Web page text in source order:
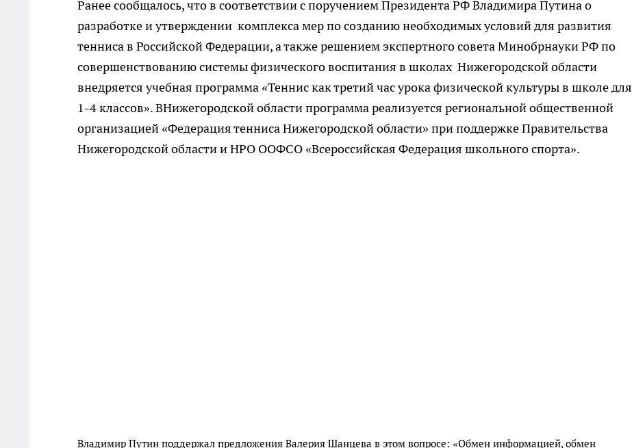
Ранее сообщалось, что в соответствии с поручением Президента РФ Владимира Путина о
разработке и утверждении комплекса мер по созданию необходимых условий для развития
тенниса в Российской Федерации, а также решением экспертного совета Минобрнауки РФ по
совершенствованию системы физического воспитания в школах Нижегородской области
внедряется учебная программа «Теннис как третий час урока физической культуры в школе для
1-4 классов». ВНижегородской области программа реализуется региональной общественной
организацией «Федерация тенниса Нижегородской области» при поддержке Правительства
Нижегородской области и НРО ООФСО «Всероссийская Федерация школьного спорта».
Владимир Путин поддержал предложения Валерия Шанцева в этом вопросе: «Обмен информацией, обмен